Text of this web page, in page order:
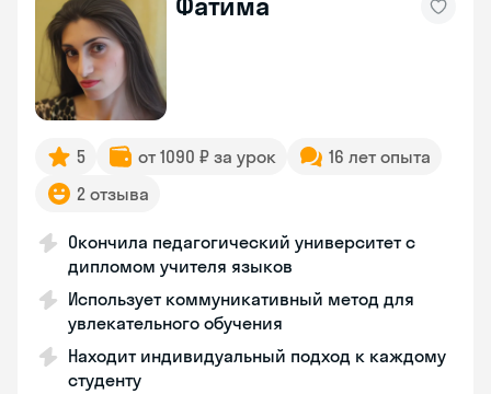
5 от 1090 ₽ за урок
16 лет опыта
2 отзыва
Окончила педагогический университет с
дипломом учителя языков
Использует коммуникативный метод для
увлекательного обучения
Находит индивидуальный подход к каждому
студенту